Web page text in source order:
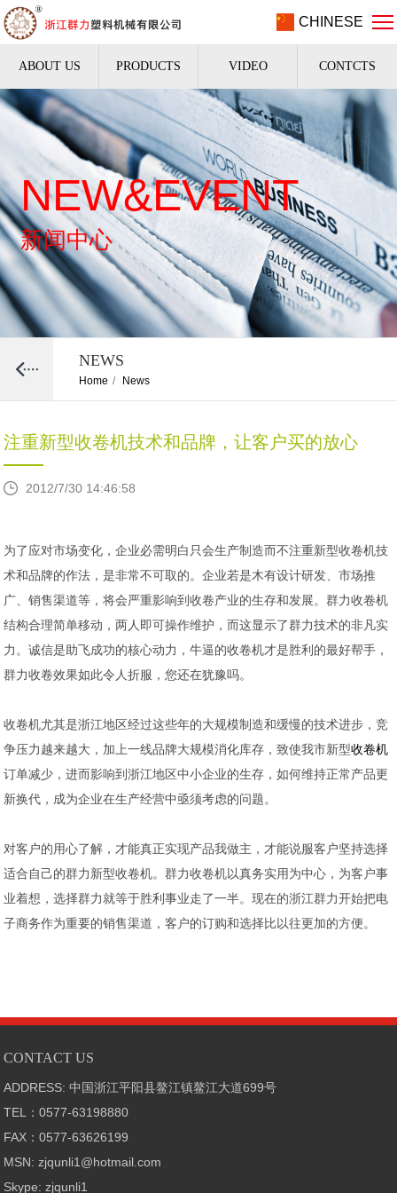
CHINESE
ABOUT US PRODUCTS VIDEO CONTCTS
NEW&EVENT
新闻中心
NEWS
Home / News
注重新型收卷机技术和品牌，让客户买的放心
2012/7/30 14:46:58
为了应对市场变化，企业必需明白只会生产制造而不注重新型收卷机技
术和品牌的作法，是非常不可取的。企业若是木有设计研发、市场推
广、销售渠道等，将会严重影响到收卷产业的生存和发展。群力收卷机
结构合理简单移动，两人即可操作维护，而这显示了群力技术的非凡实
力。诚信是助飞成功的核心动力，牛逼的收卷机才是胜利的最好帮手，
群力收卷效果如此令人折服，您还在犹豫吗。
收卷机尤其是浙江地区经过这些年的大规模制造和缓慢的技术进步，竞
争压力越来越大，加上一线品牌大规模消化库存，致使我市新型收卷机
订单减少，进而影响到浙江地区中小企业的生存，如何维持正常产品更
新换代，成为企业在生产经营中亟须考虑的问题。
对客户的用心了解，才能真正实现产品我做主，才能说服客户坚持选择
适合自己的群力新型收卷机。群力收卷机以真务实用为中心，为客户事
业着想，选择群力就等于胜利事业走了一半。现在的浙江群力开始把电
子商务作为重要的销售渠道，客户的订购和选择比以往更加的方便。
CONTACT US
ADDRESS: 中国浙江平阳县鳌江镇鳌江大道699号
TEL：0577-63198880
FAX：0577-63626199
MSN: zjqunli1@hotmail.com
Skype: zjqunli1